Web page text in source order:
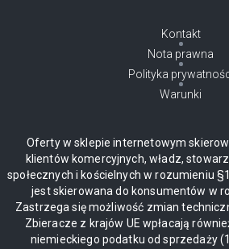
Kontakt
Nota prawna
Polityka
Warunki
Oferty w sklepie internetowym
klientów komercyjnych, władz,
społecznych i kościelnych w rozumieniu
jest skierowana do konsumentów w
Zastrzega się możliwość zmian
Zbieracze z krajów UE wpłacają
niemieckiego podatku od sprzedaży